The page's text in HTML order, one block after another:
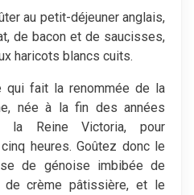
au petit-déjeuner anglais,
de bacon et de saucisses,
haricots blancs cuits.
fait la renommée de la
née à la fin des années
la Reine Victoria, pour
heures. Goûtez donc le
de génoise imbibée de
de crème pâtissière, et le